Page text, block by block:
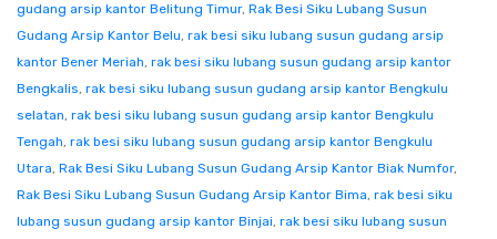
gudang arsip kantor Belitung Timur, Rak Besi Siku Lubang Susun
Gudang Arsip Kantor Belu, rak besi siku lubang susun gudang arsip
kantor Bener Meriah, rak besi siku lubang susun gudang arsip kantor
Bengkalis, rak besi siku lubang susun gudang arsip kantor Bengkulu
selatan, rak besi siku lubang susun gudang arsip kantor Bengkulu
Tengah, rak besi siku lubang susun gudang arsip kantor Bengkulu
Utara, Rak Besi Siku Lubang Susun Gudang Arsip Kantor Biak Numfor,
Rak Besi Siku Lubang Susun Gudang Arsip Kantor Bima, rak besi siku
lubang susun gudang arsip kantor Binjai, rak besi siku lubang susun